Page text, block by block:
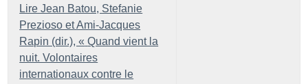
Lire Jean Batou, Stefanie
Prezioso et Ami-Jacques
Rapin (dir.), « Quand vient la
nuit. Volontaires
internationaux contre le